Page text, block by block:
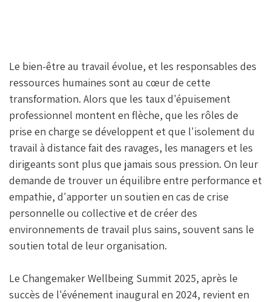
K
Le bien-être au travail évolue, et les responsables des
ressources humaines sont au cœur de cette
transformation. Alors que les taux d'épuisement
professionnel montent en flèche, que les rôles de
prise en charge se développent et que l'isolement du
travail à distance fait des ravages, les managers et les
dirigeants sont plus que jamais sous pression. On leur
demande de trouver un équilibre entre performance et
empathie, d'apporter un soutien en cas de crise
personnelle ou collective et de créer des
environnements de travail plus sains, souvent sans le
soutien total de leur organisation.
Le Changemaker Wellbeing Summit 2025, après le
succès de l'événement inaugural en 2024, revient en